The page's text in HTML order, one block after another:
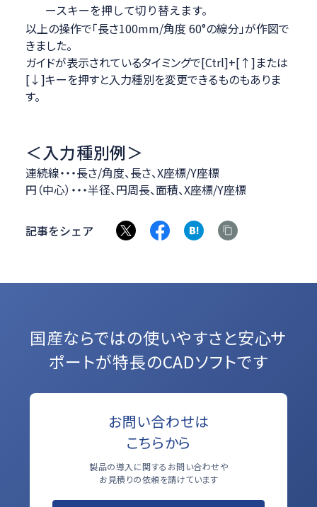
ースキーを押して切り替えます。
以上の操作で「長さ100mm/角度 60°の線分」が作図で
きました。
ガイドが表示されているタイミングで[Ctrl]+[↑]または
[↓]キーを押すと入力種別を変更できるものもありま
す。
＜入力種別例＞
連続線・・・長さ/角度、長さ、X座標/Y座標
円（中心）・・・半径、円周長、面積、X座標/Y座標
記事をシェア
国産ならではの使いやすさと安心サ
ポートが特長のCADソフトです
お問い合わせは
こちらから
製品の導入に関するお問い合わせや
お見積りの依頼を請けています